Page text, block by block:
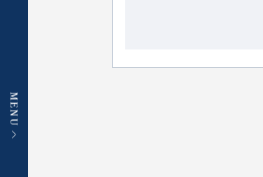
MENU